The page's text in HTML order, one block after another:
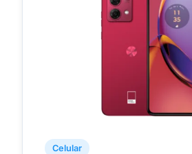
Celular